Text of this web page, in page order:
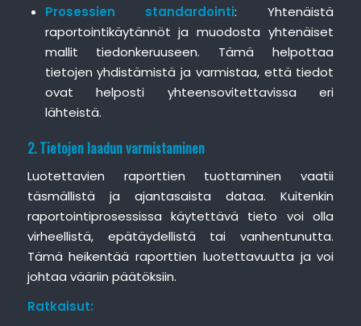
Prosessien standardointi: Yhtenäistä
raportointikäytännöt ja muodosta yhtenäiset
mallit tiedonkeruuseen. Tämä helpottaa
tietojen yhdistämistä ja varmistaa, että tiedot
ovat helposti yhteensovitettavissa eri
lähteistä.
2. Tietojen laadun varmistaminen
Luotettavien raporttien tuottaminen vaatii
täsmällistä ja ajantasaista dataa. Kuitenkin
raportointiprosessissa käytettävä tieto voi olla
virheellistä, epätäydellistä tai vanhentunutta.
Tämä heikentää raporttien luotettavuutta ja voi
johtaa vääriin päätöksiin.
Ratkaisut: